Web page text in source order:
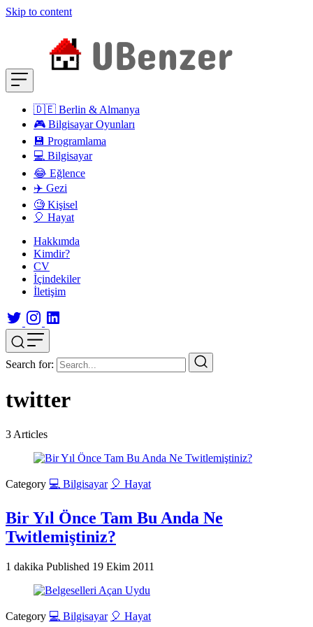
Skip to content
🇩🇪 Berlin & Almanya
🎮 Bilgisayar Oyunları
💾 Programlama
💻 Bilgisayar
😂 Eğlence
✈️ Gezi
🧐 Kişisel
🎈 Hayat
Hakkımda
Kimdir?
CV
İçindekiler
İletişim
Search for:
twitter
3 Articles
Category 💻 Bilgisayar 🎈 Hayat
Bir Yıl Önce Tam Bu Anda Ne
Twitlemiştiniz?
1 dakika Published 19 Ekim 2011
Category 💻 Bilgisayar 🎈 Hayat